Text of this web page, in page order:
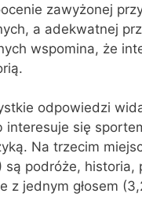
zawyżonej
a adekwatnej
wspomina, że
odpowiedzi
interesuje się
Na trzecim
są podróże, historia,
z jednym głosem